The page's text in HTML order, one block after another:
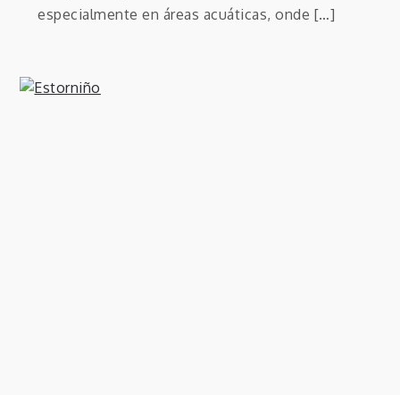
especialmente en áreas acuáticas, onde […]